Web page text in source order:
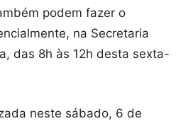
podem fazer o
na Secretaria
das 8h às 12h desta sexta-
neste sábado, 6 de